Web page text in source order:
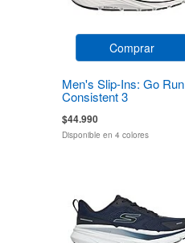
Comprar
Men's Slip-Ins: Go Run
Consistent 3
$44.990
Disponible en 4 colores